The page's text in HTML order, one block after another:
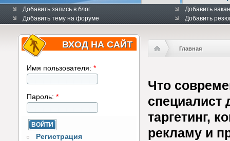
Добавить запись в блог
Добавить тему на форуме
Добавить
Добавить
ВХОД НА САЙТ
Имя пользователя: *
Пароль: *
Регистрация
Главная
Что
специалист
таргетинг,
рекламу и